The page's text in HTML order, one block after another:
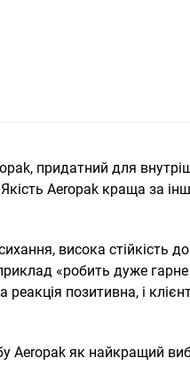
придатний для
Aeropak краща за
висока стійкість
«робить дуже
реакція позитивна, і
Aeropak як найкращий